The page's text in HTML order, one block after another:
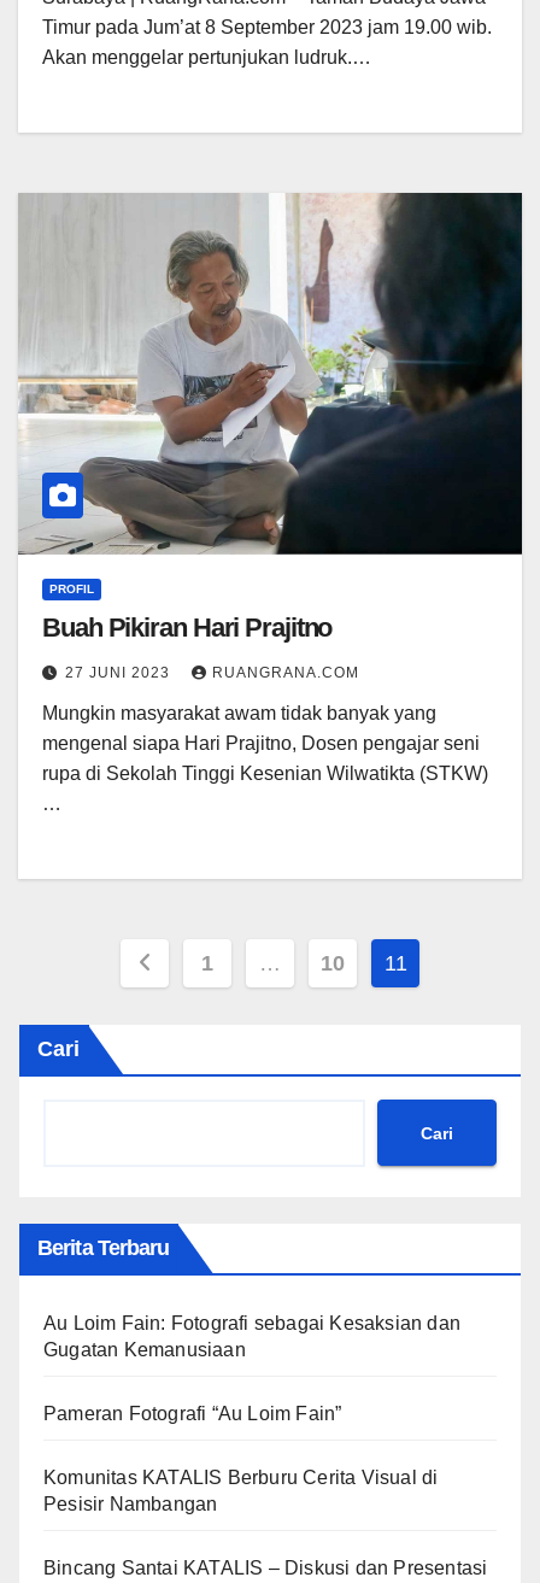
Timur pada Jum’at 8 September 2023 jam 19.00 wib.
Akan menggelar pertunjukan ludruk.…
PROFIL
Buah Pikiran Hari Prajitno
27 JUNI 2023 RUANGRANA.COM
Mungkin masyarakat awam tidak banyak yang
mengenal siapa Hari Prajitno, Dosen pengajar seni
rupa di Sekolah Tinggi Kesenian Wilwatikta (STKW)
…
Paginasi
1 … 10 11
Cari
Cari
Berita Terbaru
Au Loim Fain: Fotografi sebagai Kesaksian dan
Gugatan Kemanusiaan
Pameran Fotografi “Au Loim Fain”
Komunitas KATALIS Berburu Cerita Visual di
Pesisir Nambangan
Bincang Santai KATALIS – Diskusi dan Presentasi